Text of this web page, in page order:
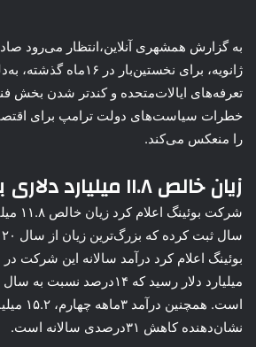
به گزارش همشهری آنلاین،انتظار می‌رود
ژانویه، برای نخستین‌بار در
تعرفه‌های ایالات‌متحده و کندتر شدن بخش
خطرات سیاست‌های دولت ترامپ برای
را منعکس می‌کند.
زیان خالص ۱۱.۸ میلیارد دلاری بوئینگ در ۲۰۲۴
شرکت
میلیارد دلار رسید که ۱۴درصد
است.
نشان‌دهنده کاهش ۳۱درصدی سالانه است.